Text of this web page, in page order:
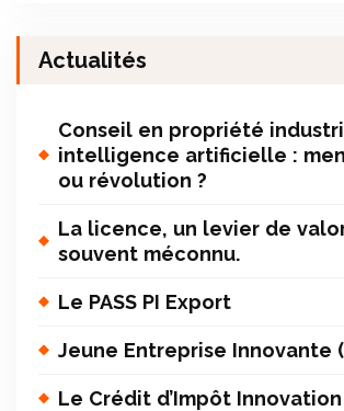
Actualités
Conseil en propriété
intelligence artificielle :
ou révolution ?
La licence, un levier de
souvent méconnu.
Le PASS PI Export
Jeune Entreprise Innovante
Le Crédit d’Impôt Innovation